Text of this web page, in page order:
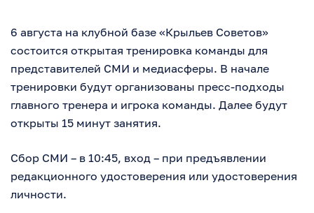
6 августа на клубной базе «Крыльев Советов»
состоится открытая тренировка команды для
представителей СМИ и медиасферы. В начале
тренировки будут организованы пресс-подходы
главного тренера и игрока команды. Далее будут
открыты 15 минут занятия.
Сбор СМИ – в 10:45, вход – при предъявлении
редакционного удостоверения или удостоверения
личности.